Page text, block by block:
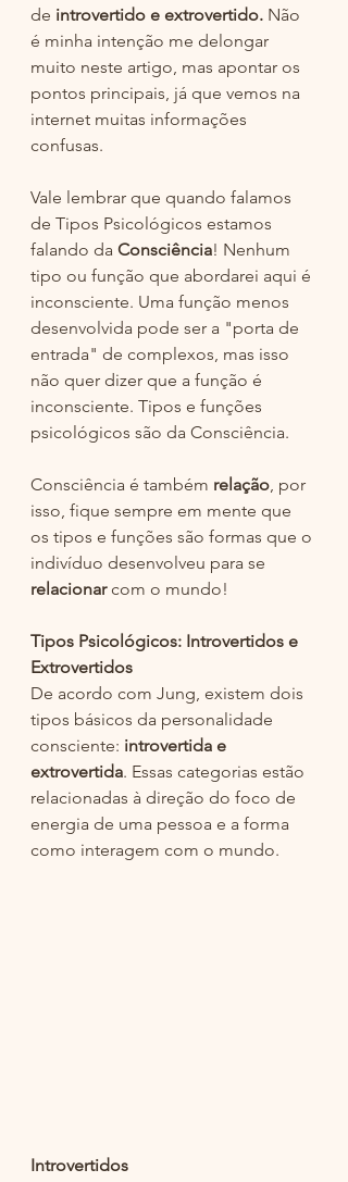
de introvertido e extrovertido. Não
é minha intenção me delongar
muito neste artigo, mas apontar os
pontos principais, já que vemos na
internet muitas informações
confusas.
Vale lembrar que quando falamos
de Tipos Psicológicos estamos
falando da Consciência! Nenhum
tipo ou função que abordarei aqui é
inconsciente. Uma função menos
desenvolvida pode ser a "porta de
entrada" de complexos, mas isso
não quer dizer que a função é
inconsciente. Tipos e funções
psicológicos são da Consciência.
Consciência é também relação, por
isso, fique sempre em mente que
os tipos e funções são formas que o
indivíduo desenvolveu para se
relacionar com o mundo!
Tipos Psicológicos: Introvertidos e
Extrovertidos
De acordo com Jung, existem dois
tipos básicos da personalidade
consciente: introvertida e
extrovertida. Essas categorias estão
relacionadas à direção do foco de
energia de uma pessoa e a forma
como interagem com o mundo.
Introvertidos